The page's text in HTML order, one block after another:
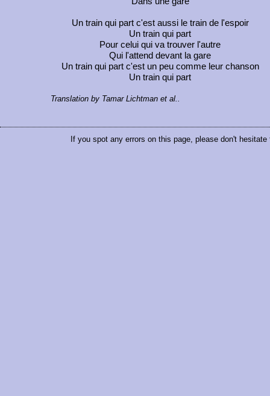
Un train qui part c'est aussi le train de l'espoir
Un train qui part
Pour celui qui va trouver l'autre
Qui l'attend devant la gare
Un train qui part c'est un peu comme leur chanson
Un train qui part
Translation by Tamar Lichtman et al..
If you spot any errors on this page, please don't